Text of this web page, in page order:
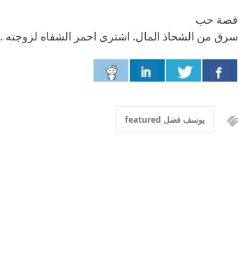
قصة حب
سرق من الشحاذ المال. اشترى احمر الشفاه لزوجته .
يوسف فضل featured